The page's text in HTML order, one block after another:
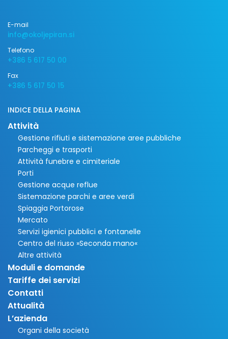
E-mail
info@okoljepiran.si
Telefono
+386 5 617 50 00
Fax
+386 5 617 50 15
INDICE DELLA PAGINA
Attività
Gestione rifiuti e sistemazione aree pubbliche
Parcheggi e trasporti
Attività funebre e cimiteriale
Porti
Gestione acque reflue
Sistemazione parchi e aree verdi
Spiaggia Portorose
Mercato
Servizi igienici pubblici e fontanelle
Centro del riuso »Seconda mano«
Altre attività
Moduli e domande
Tariffe dei servizi
Contatti
Attualità
L’azienda
Organi della società